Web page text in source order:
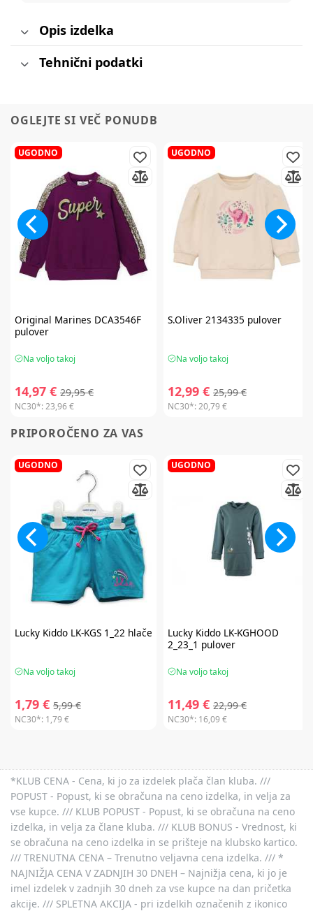
Opis izdelka
Tehnični podatki
OGLEJTE SI VEČ PONUDB
UGODNO
Original Marines DCA3546F
pulover
Na voljo takoj
14,97 € 29,95 €
NC30*:23,96 €
UGODNO
S.Oliver2134335 pulover
Na voljo takoj
12,99 € 25,99 €
NC30*:20,79 €
PRIPOROČENO ZA VAS
UGODNO
Lucky KiddoLK-KGS 1_22 hlače
Na voljo takoj
1,79 € 5,99 €
NC30*: 1,79 €
UGODNO
Lucky KiddoLK-KGHOOD
2_23_1 pulover
Na voljo takoj
11,49 € 22,99 €
NC30*: 16,09 €
*KLUB CENA - Cena, ki jo za izdelek plača član kluba. ///
POPUST - Popust, ki se obračuna na ceno izdelka, in velja za
vse kupce. /// KLUB POPUST - Popust, ki se obračuna na ceno
izdelka, in velja za člane kluba. /// KLUB BONUS - Vrednost, ki
se obračuna na ceno izdelka in se prišteje na klubsko kartico.
/// TRENUTNA CENA – Trenutno veljavna cena izdelka. /// *
NAJNIŽJA CENA V ZADNJIH 30 DNEH – Najnižja cena, ki jo je
imel izdelek v zadnjih 30 dneh za vse kupce na dan pričetka
akcije. /// SPLETNA AKCIJA - pri izdelkih označenih z ikonico